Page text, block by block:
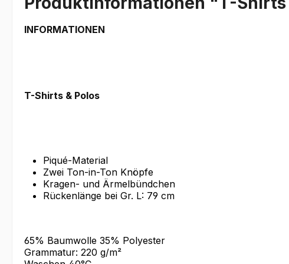
INFORMATIONEN
T-Shirts & Polos
Piqué-Material
Zwei Ton-in-Ton Knöpfe
Kragen- und Ärmelbündchen
Rückenlänge bei Gr. L: 79 cm
65% Baumwolle 35% Polyester
Grammatur: 220 g/m²